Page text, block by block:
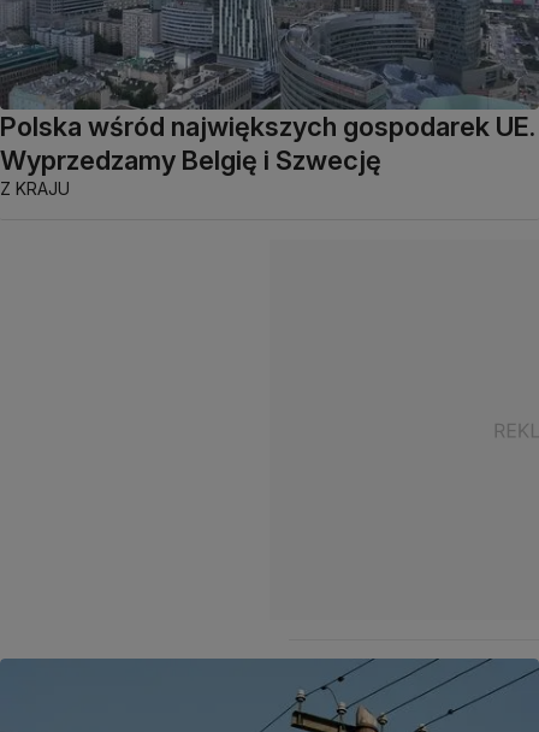
Polska wśród największych gospodarek UE.
Wyprzedzamy Belgię i Szwecję
Z KRAJU